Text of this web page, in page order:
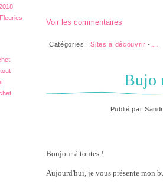
Voir les commentaires
Catégories :Sites à découvrir -
Bujo
Publié par
Bonjour à toutes !
Aujourd'hui, je vous présente mon